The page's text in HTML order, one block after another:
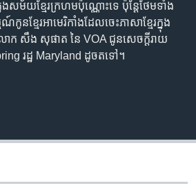
នុង​សម័យ​​ខ្មែរ​ក្រហម​ប៉ុណ្ណោះ​ទេ​ ប៉ុន្តែ​ថែម​ទាំង​
ន​ខ្មែរ​អាមេរិកាំង​ដែល​ចេះ​ភាសា​ខ្មែរ​ក្នុង​
ោក សឹង សុផាត នៃ​ VOA ជូន​សេចក្តី​រាយ
រដ្ឋ Maryland ដូច​តទៅ។